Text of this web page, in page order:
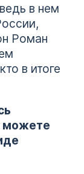
в нем
Роман
в итоге
можете